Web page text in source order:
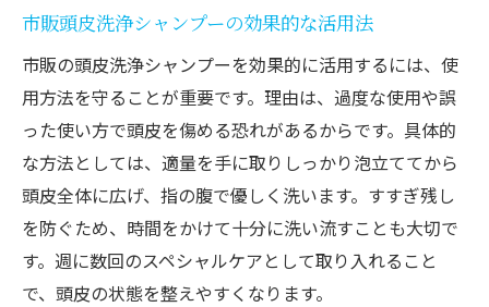
市販頭皮洗浄シャンプーの効果的な活用法
市販の頭皮洗浄シャンプーを効果的に活用するには、使
用方法を守ることが重要です。理由は、過度な使用や誤
った使い方で頭皮を傷める恐れがあるからです。具体的
な方法としては、適量を手に取りしっかり泡立ててから
頭皮全体に広げ、指の腹で優しく洗います。すすぎ残し
を防ぐため、時間をかけて十分に洗い流すことも大切で
す。週に数回のスペシャルケアとして取り入れること
で、頭皮の状態を整えやすくなります。